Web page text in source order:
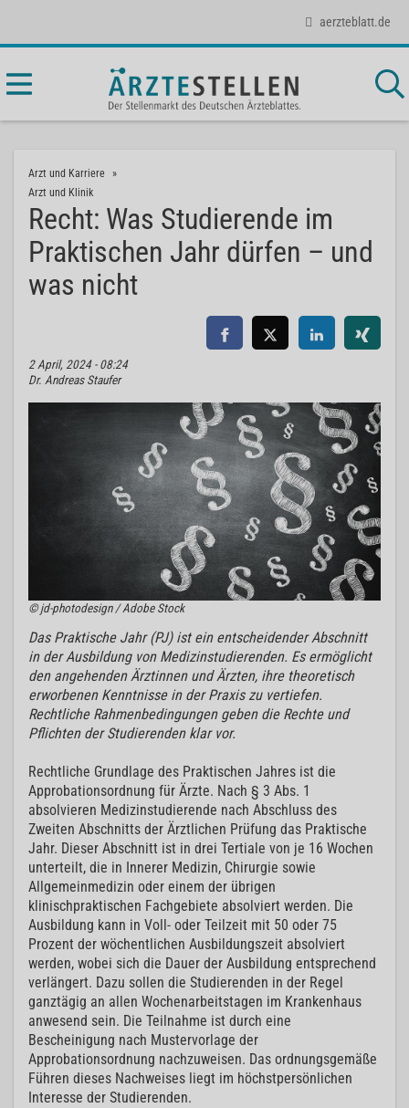
aerzteblatt.de
Arzt und Karriere
Arzt und Klinik
Recht: Was Studierende im
Praktischen Jahr dürfen – und
was nicht
2 April, 2024 - 08:24
Dr. Andreas Staufer
© jd-photodesign / Adobe Stock
Das Praktische Jahr (PJ) ist ein entscheidender Abschnitt
in der Ausbildung von Medizinstudierenden. Es ermöglicht
den angehenden Ärztinnen und Ärzten, ihre theoretisch
erworbenen Kenntnisse in der Praxis zu vertiefen.
Rechtliche Rahmenbedingungen geben die Rechte und
Pflichten der Studierenden klar vor.
Rechtliche Grundlage des Praktischen Jahres ist die
Approbationsordnung für Ärzte. Nach § 3 Abs. 1
absolvieren Medizinstudierende nach Abschluss des
Zweiten Abschnitts der Ärztlichen Prüfung das Praktische
Jahr. Dieser Abschnitt ist in drei Tertiale von je 16 Wochen
unterteilt, die in Innerer Medizin, Chirurgie sowie
Allgemeinmedizin oder einem der übrigen
klinischpraktischen Fachgebiete absolviert werden. Die
Ausbildung kann in Voll- oder Teilzeit mit 50 oder 75
Prozent der wöchentlichen Ausbildungszeit absolviert
werden, wobei sich die Dauer der Ausbildung entsprechend
verlängert. Dazu sollen die Studierenden in der Regel
ganztägig an allen Wochenarbeitstagen im Krankenhaus
anwesend sein. Die Teilnahme ist durch eine
Bescheinigung nach Mustervorlage der
Approbationsordnung nachzuweisen. Das ordnungsgemäße
Führen dieses Nachweises liegt im höchstpersönlichen
Interesse der Studierenden.